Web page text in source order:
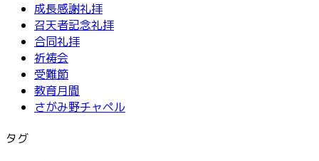
成長感謝礼拝
召天者記念礼拝
合同礼拝
祈祷会
受難節
教育月間
さがみ野チャペル
タグ